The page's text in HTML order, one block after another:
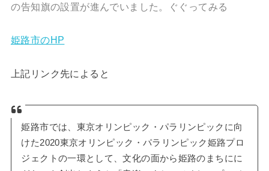
の告知旗の設置が進んでいました。ぐぐってみる
姫路市のHP
上記リンク先によると
姫路市では、東京オリンピック・パラリンピックに向
けた2020東京オリンピック・パラリンピック姫路プロ
ジェクトの一環として、文化の面から姫路のまちにに